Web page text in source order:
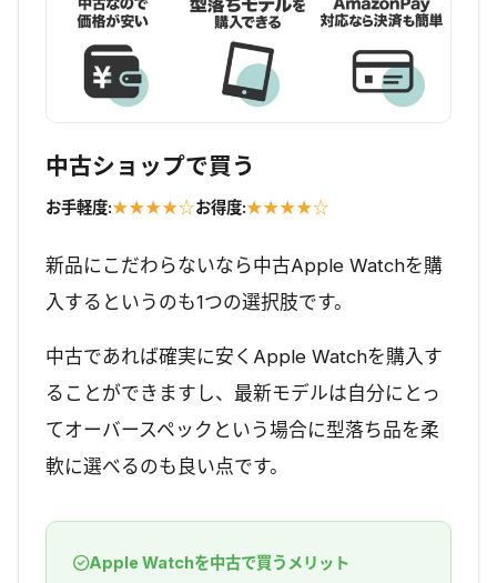
中古ショップで買う
お手軽度:★★★★☆お得度:★★★★☆
新品にこだわらないなら中古Apple Watchを購
入するというのも1つの選択肢です。
中古であれば確実に安くApple Watchを購入す
ることができますし、最新モデルは自分にとっ
てオーバースペックという場合に型落ち品を柔
軟に選べるのも良い点です。
Apple Watchを中古で買うメリット